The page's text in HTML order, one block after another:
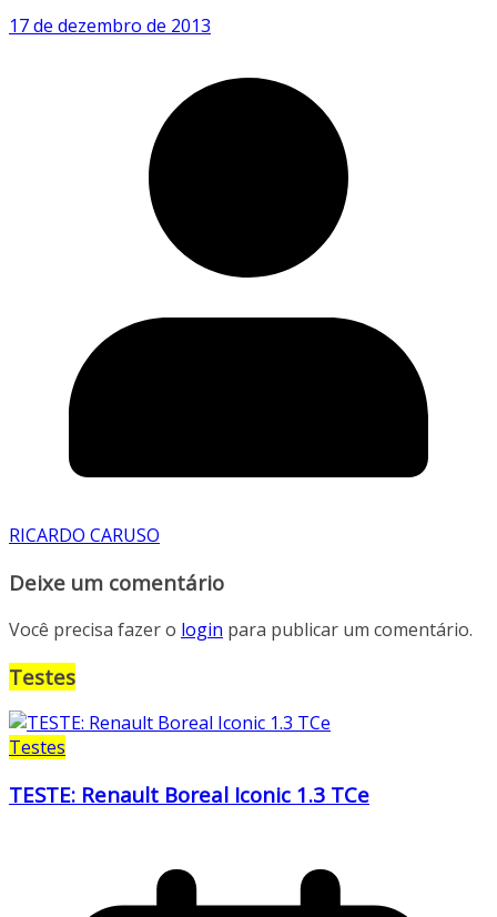
17 de dezembro de 2013
RICARDO CARUSO
Deixe um comentário
Você precisa fazer o login para publicar um comentário.
Testes
Testes
TESTE: Renault Boreal Iconic 1.3 TCe